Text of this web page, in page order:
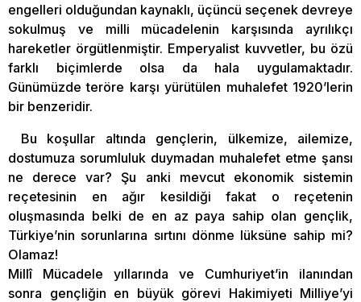
engelleri olduğundan kaynaklı, üçüncü seçenek devreye
sokulmuş ve milli mücadelenin karşısında ayrılıkçı
hareketler örgütlenmiştir. Emperyalist kuvvetler, bu özü
farklı biçimlerde olsa da hala uygulamaktadır.
Günümüzde teröre karşı yürütülen muhalefet 1920’lerin
bir benzeridir.
Bu koşullar altında gençlerin, ülkemize, ailemize,
dostumuza sorumluluk duymadan muhalefet etme şansı
ne derece var? Şu anki mevcut ekonomik sistemin
reçetesinin en ağır kesildiği fakat o reçetenin
oluşmasında belki de en az paya sahip olan gençlik,
Türkiye’nin sorunlarına sırtını dönme lüksüne sahip mi?
Olamaz!
Millî Mücadele yıllarında ve Cumhuriyet’in ilanından
sonra gençliğin en büyük görevi Hakimiyeti Milliye’yi